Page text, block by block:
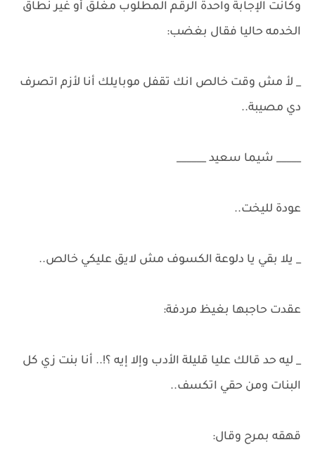
وكانت الإجابة واحدة الرقم المطلوب مغلق أو غير نطاق
الخدمه حاليا فقال بغضب:
_ لأ مش وقت خالص انك تقفل موبايلك أنا لأزم اتصرف
دي مصيبة..
_____ شيما سعيد ______
عودة لليخت..
_ يلا بقي يا دلوعة الكسوف مش لايق عليكي خالص..
عقدت حاجبها بغيظ مردفة:
_ ليه حد قالك عليا قليلة الأدب وإلا إيه ؟!.. أنا بنت زي كل
البنات ومن حقي اتكسف..
قهقه بمرح وقال: